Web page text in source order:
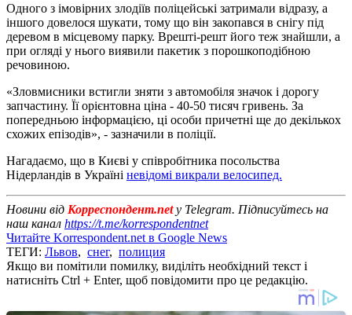
Одного з імовірних злодіїв поліцейські затримали відразу, а
іншого довелося шукати, тому що він закопався в снігу під
деревом в місцевому парку. Врешті-решт його теж знайшли, а
при огляді у нього виявили пакетик з порошкоподібною
речовиною.
«Зловмисники встигли зняти з автомобіля значок і дорогу
запчастину. Її орієнтовна ціна - 40-50 тисяч гривень. За
попередньою інформацією, ці особи причетні ще до декількох
схожих епізодів», - зазначили в поліції.
Нагадаємо, що в Києві у співробітника посольства
Нідерландів в Україні невідомі викрали велосипед.
Новини від Корреспондент.netу Telegram. Підписуйтесь на
наш канал https://t.me/korrespondentnet
Читайте Korrespondent.net в Google News
ТЕГИ: Львов, снег, полиция
Якщо ви помітили помилку, виділіть необхідний текст і
натисніть Ctrl + Enter, щоб повідомити про це редакцію.